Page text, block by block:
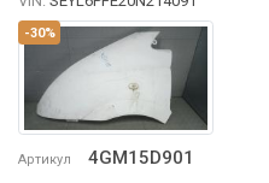
-30%
Артикул 4GM15D901